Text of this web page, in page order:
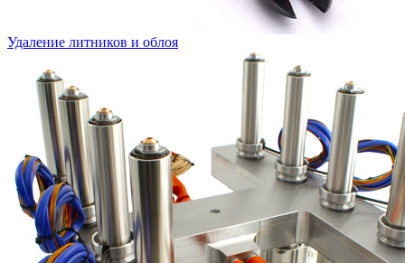
Удаление литников и облоя